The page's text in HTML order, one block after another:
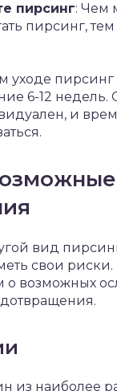
пирсинг: Чем
пирсинг,
уходе пирсинг
6-12
и
вид
свои
возможных
из наиболее